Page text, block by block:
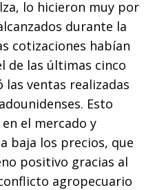
lo hicieron muy por
durante la
cotizaciones habían
de las últimas cinco
las ventas realizadas
Esto
el mercado y
baja los precios, que
positivo gracias al
agropecuario